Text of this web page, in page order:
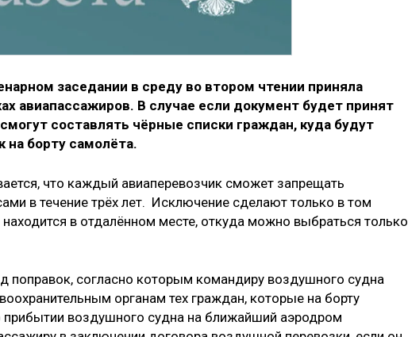
заседании в среду во втором чтении приняла
авиапассажиров. В случае если документ будет принят
составлять чёрные списки граждан, куда будут
на борту самолёта.
что каждый авиаперевозчик сможет запрещать
в течение трёх лет. Исключение сделают только в том
в отдалённом месте, откуда можно выбраться только
поправок, согласно которым командиру воздушного судна
органам тех граждан, которые на борту
воздушного судна на ближайший аэродром